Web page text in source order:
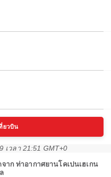
ยวบิน
เวลา 21:51 GMT+0
าก ท่าอากาศยานโคเปนเฮเกน